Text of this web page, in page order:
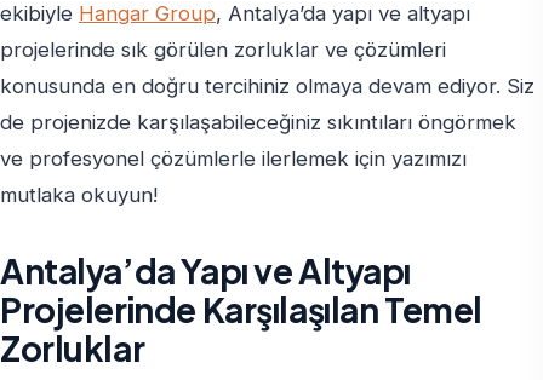
ekibiyle Hangar Group, Antalya’da yapı ve altyapı
projelerinde sık görülen zorluklar ve çözümleri
konusunda en doğru tercihiniz olmaya devam ediyor. Siz
de projenizde karşılaşabileceğiniz sıkıntıları öngörmek
ve profesyonel çözümlerle ilerlemek için yazımızı
mutlaka okuyun!
Antalya’da Yapı ve Altyapı
Projelerinde Karşılaşılan Temel
Zorluklar